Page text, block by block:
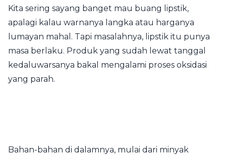
Kita sering sayang banget mau buang lipstik,
apalagi kalau warnanya langka atau harganya
lumayan mahal. Tapi masalahnya, lipstik itu punya
masa berlaku. Produk yang sudah lewat tanggal
kedaluwarsanya bakal mengalami proses oksidasi
yang parah.
Bahan-bahan di dalamnya, mulai dari minyak